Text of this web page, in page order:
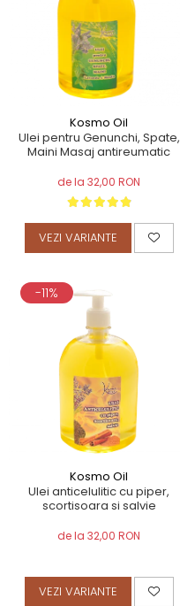
TERAPEUTIC
THAILANDEZ (LOMI-LOMI)
Kosmo Oil
Ulei pentru Genunchi, Spate,
Maini Masaj antireumatic
de la 32,00 RON
VEZI VARIANTE
-11%
Kosmo Oil
Ulei anticelulitic cu piper,
scortisoara si salvie
de la 32,00 RON
VEZI VARIANTE